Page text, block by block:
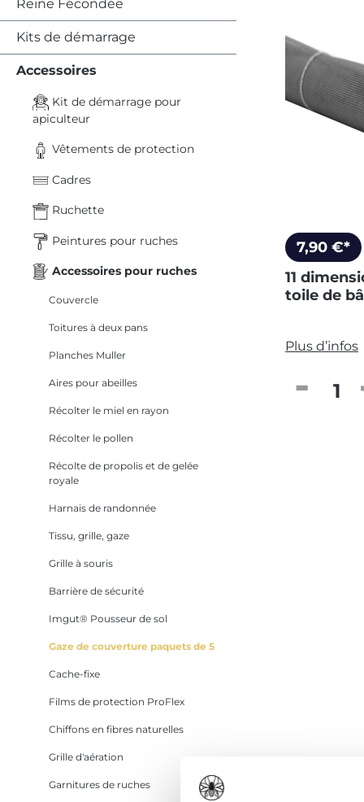
Reine Fécondée
Kits de démarrage
Accessoires
Kit de démarrage pour
apiculteur
Vêtements de protection
Cadres
Ruchette
Peintures pour ruches
Accessoires pour ruches
Couvercle
Toitures à deux pans
Planches Muller
Aires pour abeilles
Récolter le miel en rayon
Récolter le pollen
Récolte de propolis et de gelée
royale
Harnais de randonnée
Tissu, grille, gaze
Grille à souris
Barrière de sécurité
Imgut® Pousseur de sol
Gaze de couverture paquets de 5
Cache-fixe
Films de protection ProFlex
Chiffons en fibres naturelles
Grille d'aération
Garnitures de ruches
7,90 €*
11
toile de
Plus d’infos